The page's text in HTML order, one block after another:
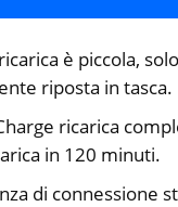
è piccola,
riposta in tasca.
ricarica
in 120 minuti.
di connessione